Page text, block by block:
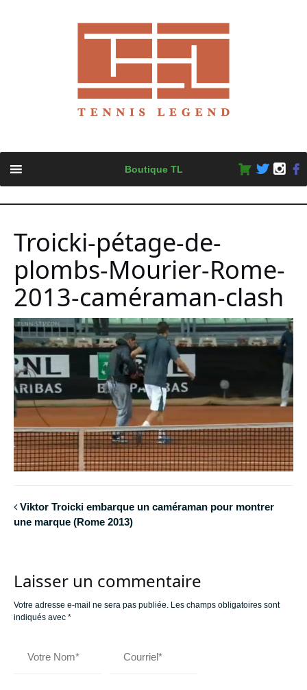
content
Boutique TL
Troicki-pétage-de-
plombs-Mourier-Rome-
2013-caméraman-clash
Viktor Troicki embarque un caméraman pour montrer
une marque (Rome 2013)
Laisser un commentaire
Votre adresse e-mail ne sera pas publiée. Les champs obligatoires sont
indiqués avec *